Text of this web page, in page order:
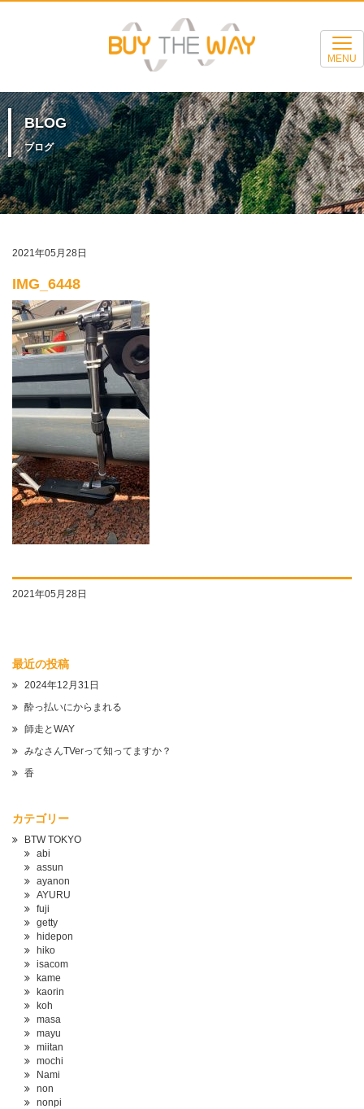
MENU
BLOG
ブログ
2021年05月28日
IMG_6448
2021年05月28日
最近の投稿
2024年12月31日
酔っ払いにからまれる
師走とWAY
みなさんTVerって知ってますか？
香
カテゴリー
BTW TOKYO
abi
assun
ayanon
AYURU
fuji
getty
hidepon
hiko
isacom
kame
kaorin
koh
masa
mayu
miitan
mochi
Nami
non
nonpi